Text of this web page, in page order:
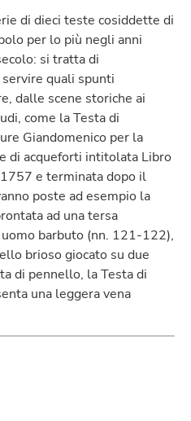
di dieci teste cosiddette di
per lo più negli anni
si tratta di
quali spunti
dalle scene storiche ai
come la Testa di
Giandomenico per la
di acqueforti intitolata Libro
e terminata dopo il
poste ad esempio la
ad una tersa
barbuto (nn. 121-122),
brioso giocato su due
di pennello, la Testa di
una leggera vena